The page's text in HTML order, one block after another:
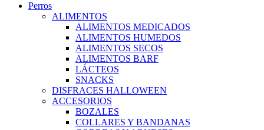
Perros
ALIMENTOS
ALIMENTOS MEDICADOS
ALIMENTOS HUMEDOS
ALIMENTOS SECOS
ALIMENTOS BARF
LÁCTEOS
SNACKS
DISFRACES HALLOWEEN
ACCESORIOS
BOZALES
COLLARES Y BANDANAS